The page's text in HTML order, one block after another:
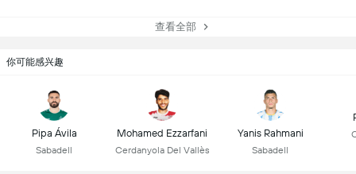
查看全部
你可能感兴趣
Pipa Ávila
Sabadell
Mohamed Ezzarfani
Cerdanyola Del Vallès
Yanis Rahmani
Sabadell